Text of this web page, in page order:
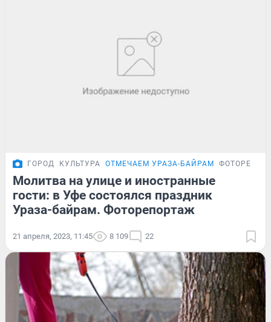
ГОРОД КУЛЬТУРА ОТМЕЧАЕМ УРАЗА-БАЙРАМ
Молитва на улице и иностранные
гости: в Уфе состоялся праздник
Ураза-байрам. Фоторепортаж
21 апреля, 2023, 11:45 8 109 22